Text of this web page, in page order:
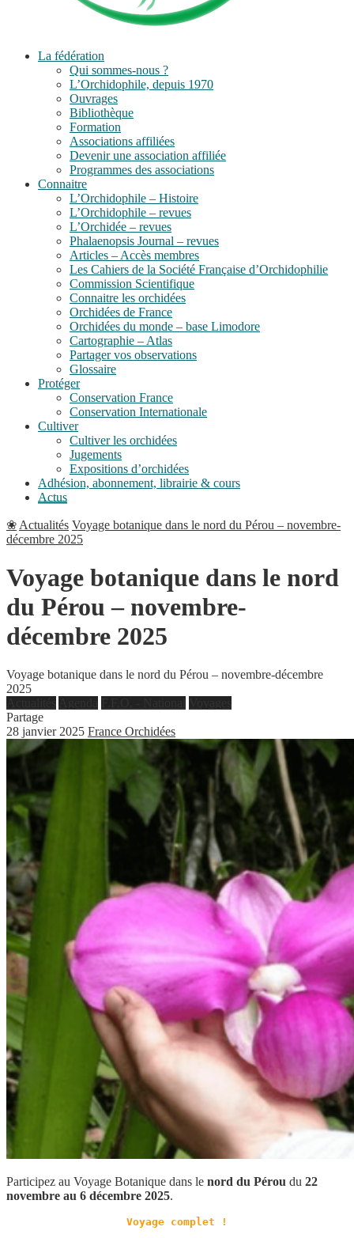
La fédération
Qui sommes-nous ?
L’Orchidophile, depuis 1970
Ouvrages
Bibliothèque
Formation
Associations affiliées
Devenir une association affiliée
Programmes des associations
Connaitre
L’Orchidophile – Histoire
L’Orchidophile – revues
L’Orchidée – revues
Phalaenopsis Journal – revues
Articles – Accès membres
Les Cahiers de la Société Française d’Orchidophilie
Commission Scientifique
Connaitre les orchidées
Orchidées de France
Orchidées du monde – base Limodore
Cartographie – Atlas
Partager vos observations
Glossaire
Protéger
Conservation France
Conservation Internationale
Cultiver
Cultiver les orchidées
Jugements
Expositions d’orchidées
Adhésion, abonnement, librairie & cours
Actus
❀ Actualités Voyage botanique dans le nord du Pérou – novembre-
décembre 2025
Voyage botanique dans le nord
du Pérou – novembre-
décembre 2025
Voyage botanique dans le nord du Pérou – novembre-décembre
2025
Partage
28 janvier 2025 France Orchidées
Participez au Voyage Botanique dans le nord du Pérou du 22
novembre au 6 décembre 2025.
Voyage complet !